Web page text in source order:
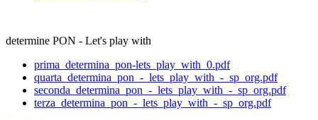
determine PON - Let's play with
prima_determina_pon-lets_play_with_0.pdf
quarta_determina_pon_-_lets_play_with_-_sp_org.pdf
seconda_determina_pon_-_lets_play_with_-_sp_org.pdf
terza_determina_pon_-_lets_play_with_-_sp_org.pdf